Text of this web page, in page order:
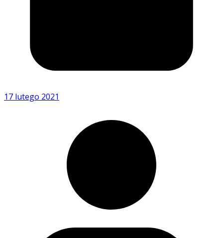
17 lutego 2021